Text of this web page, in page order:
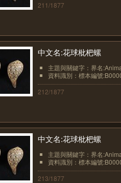
211/1877
中文名:花球枇杷螺
主題與關鍵字：界名
資料識別：標本編號
212/1877
中文名:花球枇杷螺
主題與關鍵字：界名
資料識別：標本編號
213/1877